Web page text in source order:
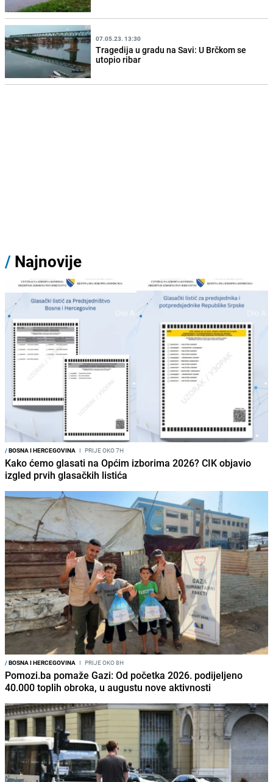
07.05.23. 13:30
Tragedija u gradu na Savi: U Brčkom se
utopio ribar
/ Najnovije
/BOSNA I HERCEGOVINA I PRIJE OKO 7H
Kako ćemo glasati na Općim izborima 2026? CIK objavio
izgled prvih glasačkih listića
/BOSNA I HERCEGOVINA I PRIJE OKO 8H
Pomozi.ba pomaže Gazi: Od početka 2026. podijeljeno
40.000 toplih obroka, u augustu nove aktivnosti